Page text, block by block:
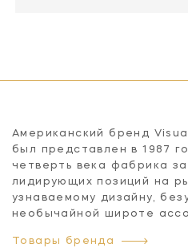
Американский бренд
был представлен в 1987
четверть века фабрика
лидирующих позиций на
узнаваемому дизайну,
необычайной широте
Товары бренда